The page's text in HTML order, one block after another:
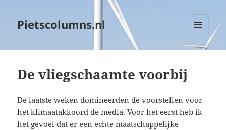
Pietscolumns.nl
MENU
EN
De vliegschaamte voorbij
De laatste weken domineerden de voorstellen voor
het klimaatakkoord de media. Voor het eerst heb ik
het gevoel dat er een echte maatschappelijke